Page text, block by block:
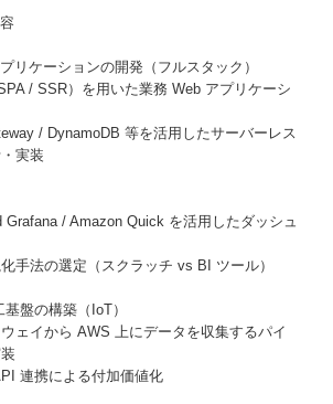
リケーションの開発（フルスタック）
/ SSR）を用いた業務 Web アプリケーシ
/ DynamoDB 等を活用したサーバーレス
実装
Grafana / Amazon Quick を活用したダッシュ
手法の選定（スクラッチ vs BI ツール）
盤の構築（IoT）
ェイから AWS 上にデータを収集するパイ
連携による付加価値化